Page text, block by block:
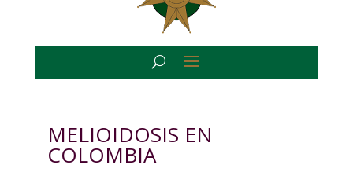
MELIOIDOSIS EN
COLOMBIA